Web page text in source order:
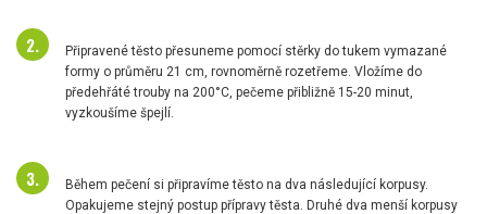
Připravené těsto přesuneme pomocí stěrky do tukem vymazané
formy o průměru 21 cm, rovnoměrně rozetřeme. Vložíme do
předehřáté trouby na 200°C, pečeme přibližně 15-20 minut,
vyzkoušíme špejlí.
Během pečení si připravíme těsto na dva následující korpusy.
Opakujeme stejný postup přípravy těsta. Druhé dva menší korpusy